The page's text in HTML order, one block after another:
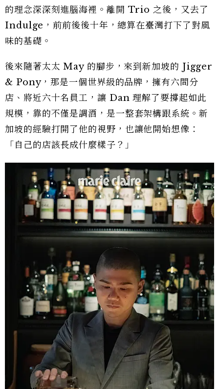
的理念深深刻進腦海裡。離開 Trio 之後，又去了
Indulge，前前後後十年，總算在臺灣打下了對風
味的基礎。
後來隨著太太 May 的腳步，來到新加坡的 Jigger
& Pony，那是一個世界級的品牌，擁有六間分
店、將近六十名員工，讓 Dan 理解了要撐起如此
規模，靠的不僅是調酒，是一整套架構跟系統。新
加坡的經驗打開了他的視野，也讓他開始想像：
「自己的店該長成什麼樣子？」